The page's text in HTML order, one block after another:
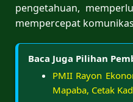
pengetahuan,
mempercepat
Baca Juga Pilihan
PMII Rayon
Mapaba, Cetak